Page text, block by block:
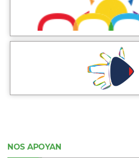
NOS APOYAN